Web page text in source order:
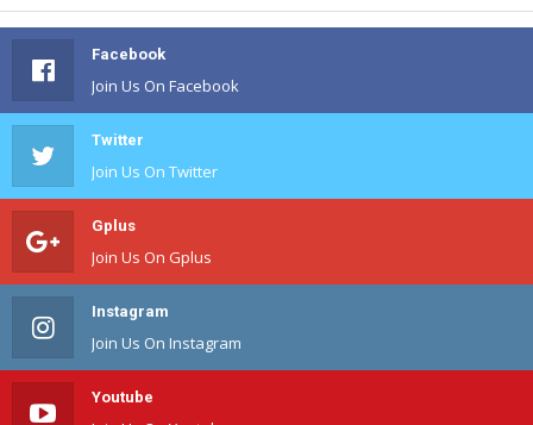
Facebook
Join Us On Facebook
Twitter
Join Us On Twitter
Gplus
Join Us On Gplus
Instagram
Join Us On Instagram
Youtube